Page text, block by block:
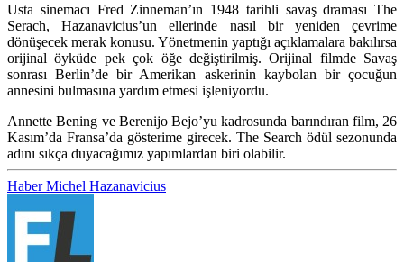
Usta sinemacı Fred Zinneman’ın 1948 tarihli savaş draması The
Serach, Hazanavicius’un ellerinde nasıl bir yeniden çevrime
dönüşecek merak konusu. Yönetmenin yaptığı açıklamalara bakılırsa
orijinal öyküde pek çok öğe değiştirilmiş. Orijinal filmde Savaş
sonrası Berlin’de bir Amerikan askerinin kaybolan bir çocuğun
annesini bulmasına yardım etmesi işleniyordu.
Annette Bening ve Berenijo Bejo’yu kadrosunda barındıran film, 26
Kasım’da Fransa’da gösterime girecek. The Search ödül sezonunda
adını sıkça duyacağımız yapımlardan biri olabilir.
HaberMichel Hazanavicius